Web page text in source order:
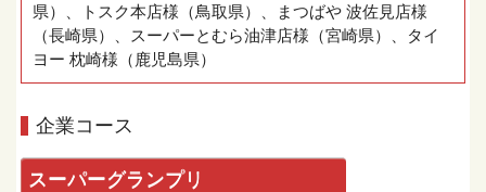
県）、トスク本店様（鳥取県）、まつばや 波佐見店様
（長崎県）、スーパーとむら油津店様（宮崎県）、タイ
ヨー 枕崎様（鹿児島県）
企業コース
スーパーグランプリ